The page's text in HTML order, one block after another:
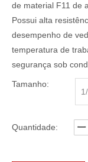
de material F11 de
Possui alta
desempenho de
temperatura de
segurança sob
Tamanho:
Quantidade: